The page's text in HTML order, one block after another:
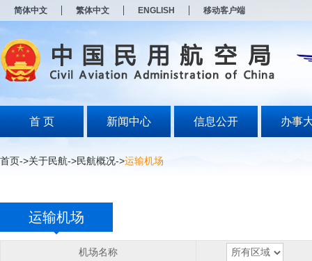
简体中文 繁体中文 ENGLISH 移动客户端
首 页 新闻中心 信息公开 办事
首页->关于民航->民航概况->运输机场
运输机场
机场名称
打
开
无
障
说
按
Alt
浪
打
开